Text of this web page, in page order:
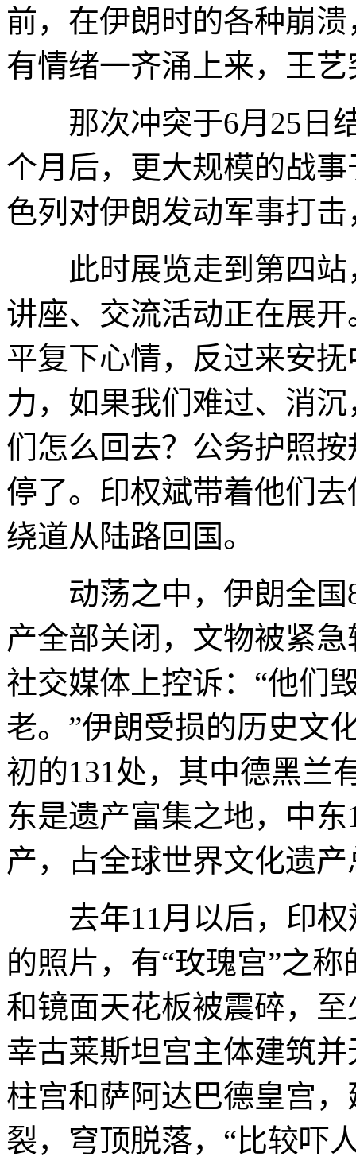
前，在伊朗时的各种崩
有情绪一齐涌上来，王
那次冲突于6月25日结
个月后，更大规模的战
色列对伊朗发动军事打
此时展览走到第四站
讲座、交流活动正在展
平复下心情，反过来安
力，如果我们难过、消
们怎么回去？公务护照
停了。印权斌带着他们
绕道从陆路回国。
动荡之中，伊朗全国
产全部关闭，文物被紧
社交媒体上控诉：“他们
老。”伊朗受损的历史文
初的131处，其中德黑兰
东是遗产富集之地，中
产，占全球世界文化遗
去年11月以后，印权
的照片，有“玫瑰宫”之
和镜面天花板被震碎，
幸古莱斯坦宫主体建筑
柱宫和萨阿达巴德皇宫
裂，穹顶脱落，“比较吓